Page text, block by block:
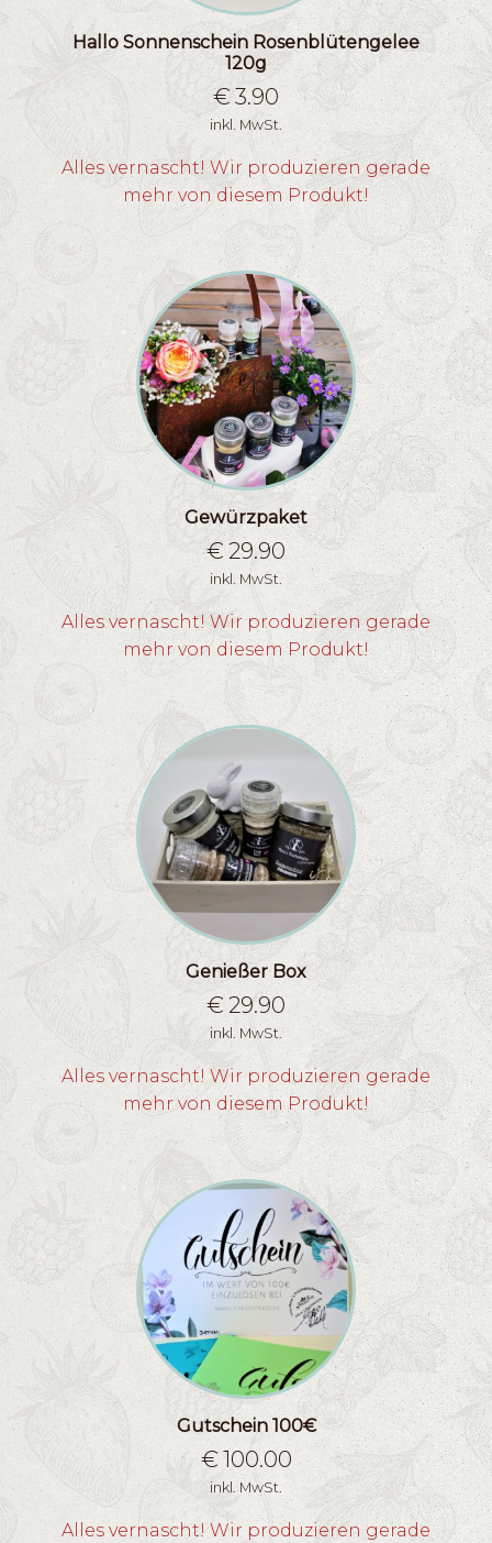
Hallo Sonnenschein Rosenblütengelee
120g
€ 3.90
inkl. MwSt.
Alles vernascht! Wir produzieren gerade
mehr von diesem Produkt!
Gewürzpaket
€29.90
inkl. MwSt.
Alles vernascht! Wir produzieren gerade
mehr von diesem Produkt!
Genießer Box
€ 29.90
inkl. MwSt.
Alles vernascht! Wir produzieren gerade
mehr von diesem Produkt!
Gutschein 100€
€100.00
inkl. MwSt.
Alles vernascht! Wir produzieren gerade